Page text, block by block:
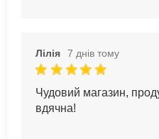
Лілія 7 днів тому
Чудовий магазин,
вдячна!